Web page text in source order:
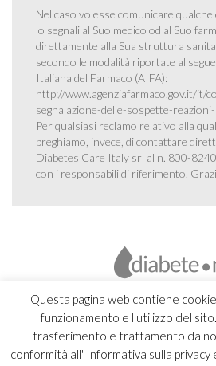
Questa pagina web contiene
funzionamento e l'utilizzo del
trasferimento e trattamento da
conformità all' Informativa sulla privacy
Nel caso volesse comunicare
lo segnali al Suo medico od al Suo
direttamente alla Sua struttura
secondo le modalità riportate al
Italiana del Farmaco (AIFA):
http://www.agenziafarmaco.gov.it/it/
segnalazione-delle-sospette-
Per qualsiasi reclamo relativo alla
preghiamo, invece, di contattare
Diabetes Care Italy srl al n. 800-
con i responsabili di riferimento.